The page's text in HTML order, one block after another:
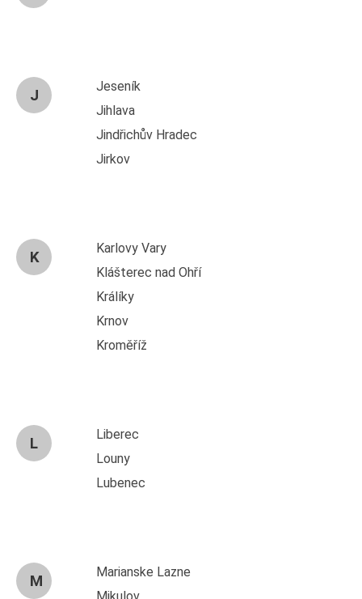
J
Jeseník
Jihlava
Jindřichův Hradec
Jirkov
K
Karlovy Vary
Klášterec nad Ohří
Králíky
Krnov
Kroměříž
L
Liberec
Louny
Lubenec
M
Marianske Lazne